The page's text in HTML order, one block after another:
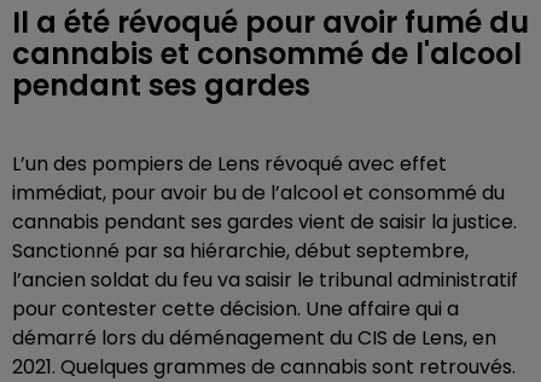
Il a été révoqué pour avoir fumé du
cannabis et consommé de l'alcool
pendant ses gardes
L’un des pompiers de Lens révoqué avec effet
immédiat, pour avoir bu de l’alcool et consommé du
cannabis pendant ses gardes vient de saisir la justice.
Sanctionné par sa hiérarchie, début septembre,
l’ancien soldat du feu va saisir le tribunal administratif
pour contester cette décision. Une affaire qui a
démarré lors du déménagement du CIS de Lens, en
2021. Quelques grammes de cannabis sont retrouvés.